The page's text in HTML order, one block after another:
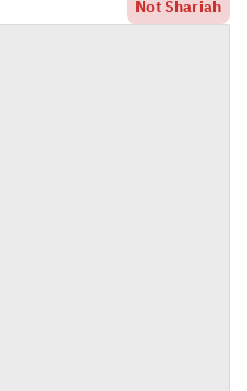
Not Shariah